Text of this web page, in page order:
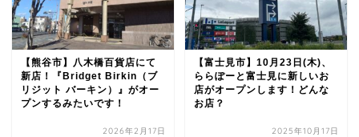
【熊谷市】八木橋百貨店にて
新店！『Bridget Birkin（ブ
リジット バーキン）』がオー
プンするみたいです！
2026年2月17日
【富士見市】10月23日(木)、
ららぽーと富士見に新しいお
店がオープンします！どんな
お店？
2025年10月17日